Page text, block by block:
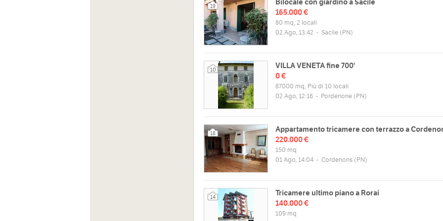
19
165.000 €
80 mq, 2 locali
02 Ago, 13:42 - Sacile (PN)
10
VILLA VENETA fine 700'
0 €
87000 mq, Più di 10 locali
02 Ago, 12:16 - Pordenone (PN)
18
Appartamento tricamere con terrazzo a
220.000 €
150 mq
01 Ago, 14:04 - Cordenons (PN)
14
Tricamere ultimo piano a Rorai
140.000 €
109 mq